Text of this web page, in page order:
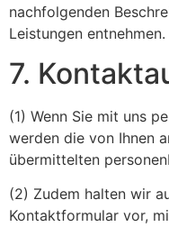
nachfolgenden
Leistungen entnehmen.
7.
(1) Wenn Sie mit uns
werden die von Ihnen
übermittelten
(2) Zudem halten wir
Kontaktformular vor,